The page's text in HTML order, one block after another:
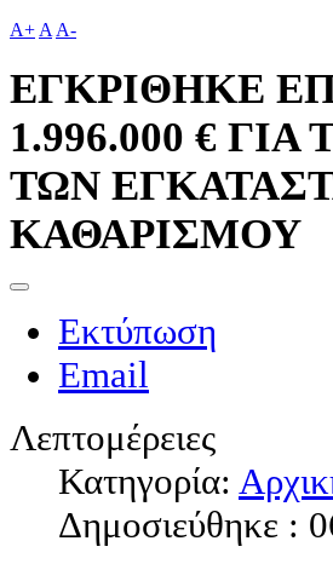
A+ A A-
ΕΓΚΡΙΘΗΚΕ
1.996.000 €
ΤΩΝ
ΚΑΘΑΡΙΣΜΟΥ
Εκτύπωση
Email
Λεπτομέρειες
Κατηγορία:
Δημοσιεύθηκε :